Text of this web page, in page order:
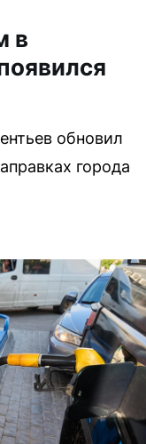
в
обновил
города